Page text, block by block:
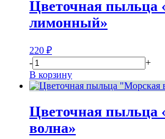
Цветочная пыльца
лимонный»
220 ₽
-
+
В корзину
Цветочная пыльца
волна»